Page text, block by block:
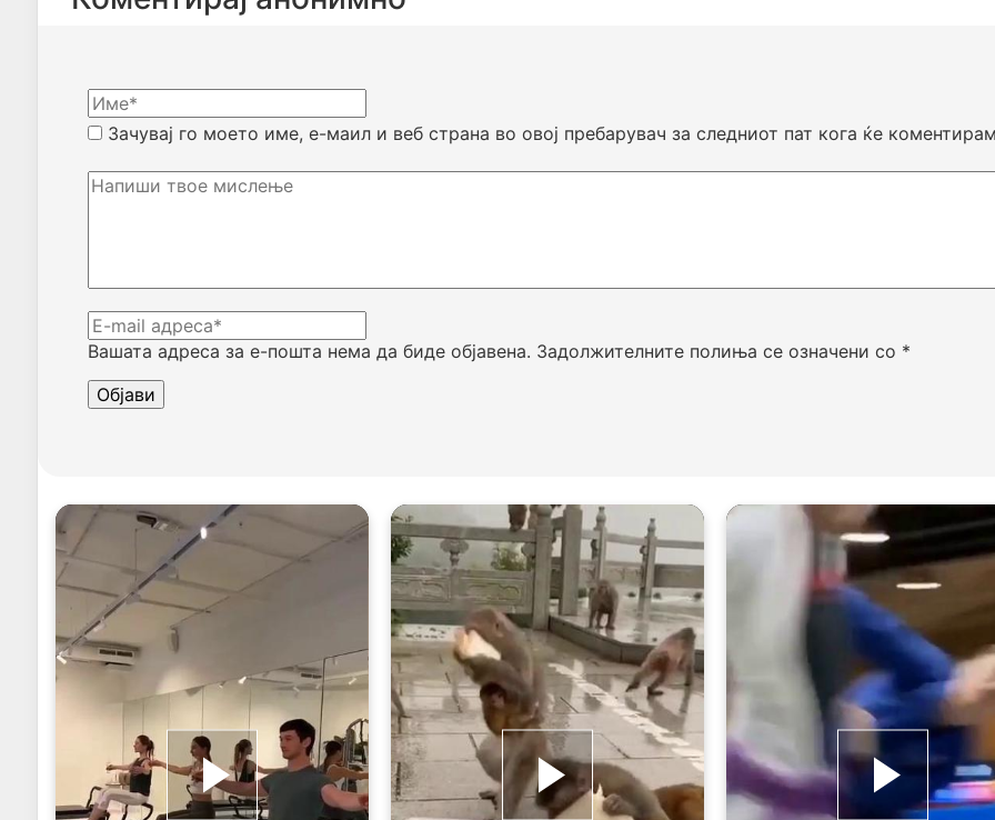
Вашата адреса за е-пошта нема да биде објавена. Задолжителните полиња се означени со *
Зачувај го моето име, е-маил и веб страна во овој пребарувач за следниот пат кога ќе